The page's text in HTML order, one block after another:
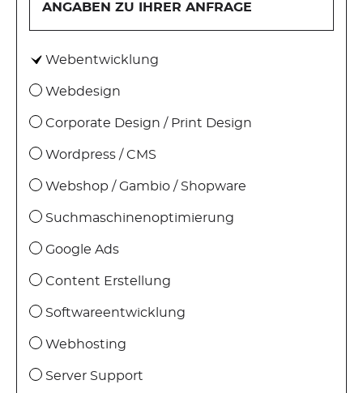
WEBSHOP
PROJEKTMANAGEMENT
SERVER
SERVERSUPPORT
WEBHOSTING
ANGABEN ZU IHRER ANFRAGE
Webentwicklung
Webdesign
Corporate Design / Print Design
Wordpress / CMS
Webshop / Gambio / Shopware
Suchmaschinenoptimierung
Google Ads
Content Erstellung
Softwareentwicklung
Webhosting
Server Support